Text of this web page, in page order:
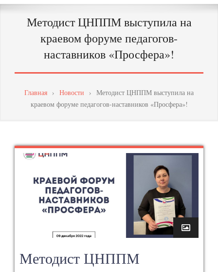
ЦЕНТР НЕПРЕРЫВНОГО
ПОВЫШЕНИЯ
ПРОФЕССИОНАЛЬНОГО
МАСТЕРСТВА
ПЕДАГОГИЧЕСКИХ
РАБОТНИКОВ
ЦНППМ
Методист ЦНППМ выступила на
краевом форуме педагогов-
наставников «Просфера»!
Главная › Новости › Методист ЦНППМ выступила на
краевом форуме педагогов-наставников «Просфера»!
Методист ЦНППМ